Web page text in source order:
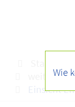
weitere
Einsicht